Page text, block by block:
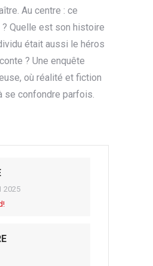
Au centre : ce
Quelle est son histoire
était aussi le héros
? Une enquête
où réalité et fiction
se confondre parfois.
2025